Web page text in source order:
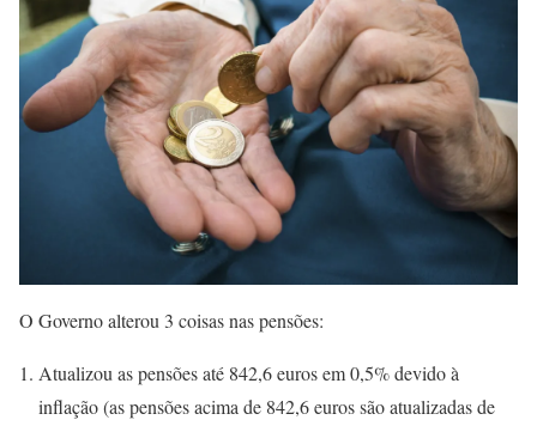
O Governo alterou 3 coisas nas pensões:
Atualizou as pensões até 842,6 euros em 0,5% devido à
inflação (as pensões acima de 842,6 euros são atualizadas de